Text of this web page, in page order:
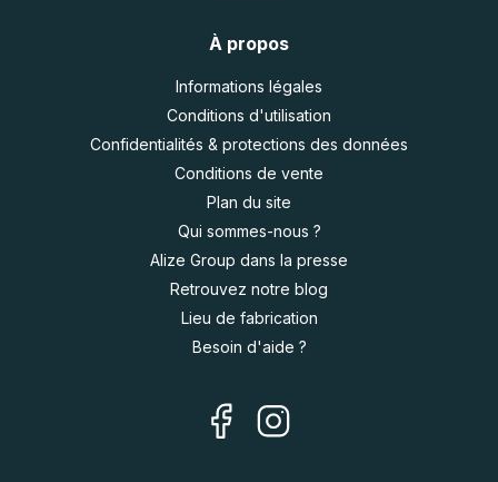
À propos
Informations légales
Conditions d'utilisation
Confidentialités & protections des données
Conditions de vente
Plan du site
Qui sommes-nous ?
Alize Group dans la presse
Retrouvez notre blog
Lieu de fabrication
Besoin d'aide ?